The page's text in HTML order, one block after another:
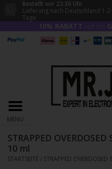
Bestellt vor 23:30 Uhr
Lieferung nach Deutschland 1-2
Tage
10% RABATT
MENU
STRAPPED
10 ml
STARTSEITE / STRAPPED